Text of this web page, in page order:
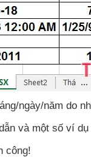
ngày/năm do
và một số ví
công!